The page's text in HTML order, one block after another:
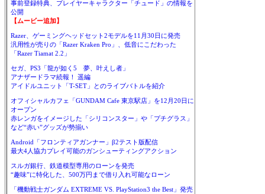
事前登録特典、プレイヤーキャラクター「チュード」の情報を
公開
【ムービー追加】
Razer、ゲーミングヘッドセット2モデルを11月30日に発売
汎用性が売りの「Razer Kraken Pro」、低音にこだわった
「Razer Tiamat 2.2」
セガ、PS3「龍が如く5 夢、叶えし者」
アナザードラマ続報！ 遥編
アイドルユニット「T-SET」とのライブバトルを紹介
オフィシャルカフェ「GUNDAM Cafe 東京駅店」を12月20日に
オープン
赤レンガをイメージした「シリコンスター」や「プチグラス」
など“赤い”グッズが勢揃い
Android「フロンティアガンナー」β2テスト版配信
最大4人協力プレイ可能のガンシューティングアクション
スルガ銀行、鉄道模型専用のローンを発売
“趣味”に特化した、500万円まで借り入れ可能なローン
「機動戦士ガンダム EXTREME VS. PlayStation3 the Best」発売